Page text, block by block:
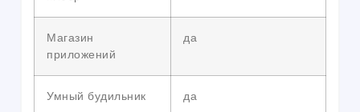
Магазин
приложений
да
Умный будильник да